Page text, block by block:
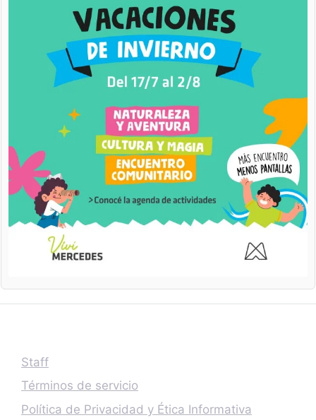
Staff
Términos de servicio
Política de Privacidad y Ética Informativa